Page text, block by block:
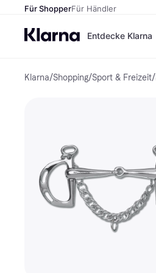
Für ShopperFür Händler
Entdecke Klarna
Klarna/Shopping/Sport & Freizeit/